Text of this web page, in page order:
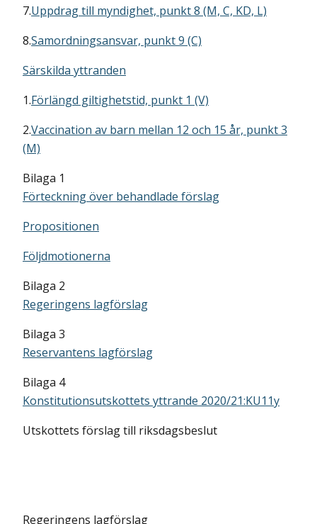
7.Uppdrag till myndighet, punkt 8 (M, C, KD, L)
8.Samordningsansvar, punkt 9 (C)
Särskilda yttranden
1.Förlängd giltighetstid, punkt 1 (V)
2.Vaccination av barn mellan 12 och 15 år, punkt 3
(M)
Bilaga 1
Förteckning över behandlade förslag
Propositionen
Följdmotionerna
Bilaga 2
Regeringens lagförslag
Bilaga 3
Reservantens lagförslag
Bilaga 4
Konstitutionsutskottets yttrande 2020/21:KU11y
Utskottets förslag till riksdagsbeslut
Regeringens lagförslag